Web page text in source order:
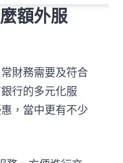
額外服
財務需要及符合
行的多元化服
，當中更有不少